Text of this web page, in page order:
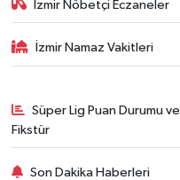
İzmir Nöbetçi Eczaneler
İzmir Namaz Vakitleri
Süper Lig Puan Durumu ve
Fikstür
Son Dakika Haberleri